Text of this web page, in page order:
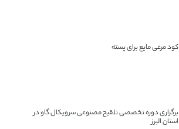
کود مرغی مایع برای پسته
برگزاری دوره تخصصی تلقیح مصنوعی سرویکال گاو در
استان البرز